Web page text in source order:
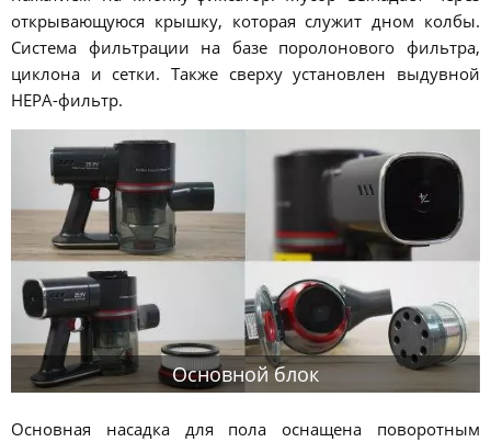
открывающуюся крышку, которая служит дном колбы.
Система фильтрации на базе поролонового фильтра,
циклона и сетки. Также сверху установлен выдувной
HEPA-фильтр.
Основной блок
Основная насадка для пола оснащена поворотным